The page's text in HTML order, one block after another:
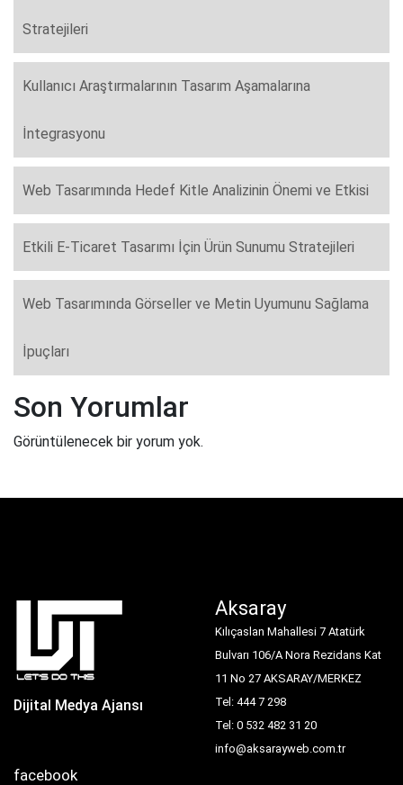
Stratejileri
Kullanıcı Araştırmalarının Tasarım Aşamalarına
İntegrasyonu
Web Tasarımında Hedef Kitle Analizinin Önemi ve Etkisi
Etkili E-Ticaret Tasarımı İçin Ürün Sunumu Stratejileri
Web Tasarımında Görseller ve Metin Uyumunu Sağlama
İpuçları
Son Yorumlar
Görüntülenecek bir yorum yok.
Dijital Medya Ajansı
facebook
Aksaray
Kılıçaslan Mahallesi 7 Atatürk
Bulvarı 106/A Nora Rezidans Kat
11 No 27 AKSARAY/MERKEZ
Tel: 444 7 298
Tel: 0 532 482 31 20
info@aksarayweb.com.tr